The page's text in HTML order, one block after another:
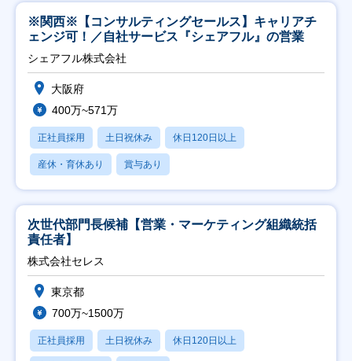
※関西※【コンサルティングセールス】キャリアチ
ェンジ可！／自社サービス『シェアフル』の営業
シェアフル株式会社
大阪府
400万~571万
正社員採用 土日祝休み 休日120日以上
産休・育休あり 賞与あり
次世代部門長候補【営業・マーケティング組織統括
責任者】
株式会社セレス
東京都
700万~1500万
正社員採用 土日祝休み 休日120日以上